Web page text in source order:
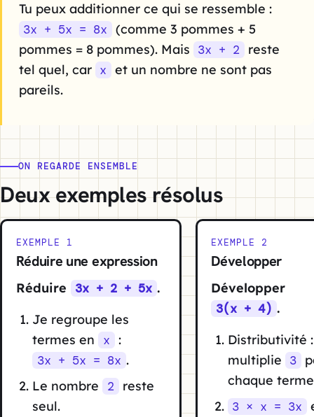
Tu peux additionner ce qui se ressemble :
3x + 5x = 8x (comme 3 pommes + 5
pommes = 8 pommes). Mais 3x + 2
reste
tel quel, car x et un nombre ne sont pas
pareils.
ON REGARDE ENSEMBLE
Deux exemples résolus
EXEMPLE 1
Réduire une expression
Réduire 3x + 2 + 5x .
Je regroupe les
termes en
x :
3x + 5x = 8x .
Le nombre
2
reste
seul.
EXEMPLE 2
Développer
Développer
3(x + 4) .
Distributivité
multiplie 3
chaque
3 × x = 3x